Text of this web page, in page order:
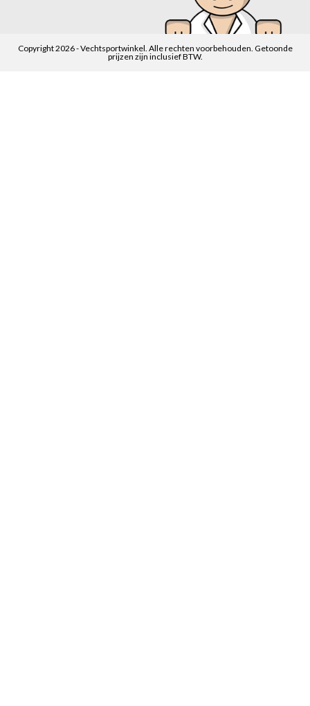
Copyright 2026 - Vechtsportwinkel. Alle rechten voorbehouden. Getoonde
prijzen zijn inclusief BTW.